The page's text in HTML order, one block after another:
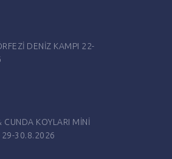
DENİZ KAMPI 22-
CUNDA KOYLARI MİNİ
29-30.8.2026